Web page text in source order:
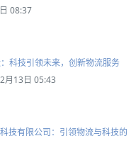
08:37
科技引领未来，创新物流服务
月13日 05:43
技有限公司：引领物流与科技的